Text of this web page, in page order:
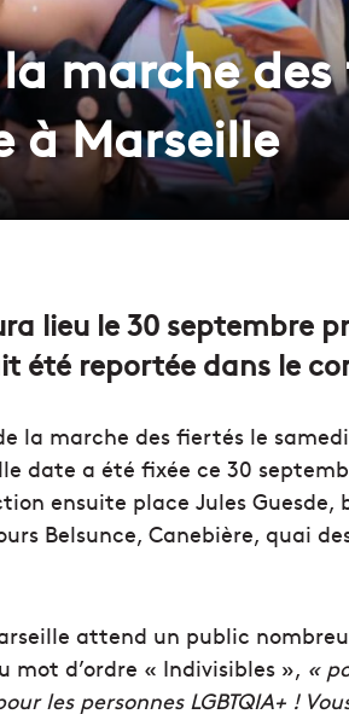
marche
à Marseille
lieu le 30 septembre
été reportée dans le
la marche des fiertés le samedi
date a été fixée ce 30
ensuite place Jules Guesde,
Belsunce, Canebière, quai
attend un public
d’ordre « Indivisibles », «
les personnes LGBTQIA+ !